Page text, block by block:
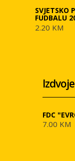
SVJETSKO
FUDBALU
2.20 KM
FDC
7.00 KM